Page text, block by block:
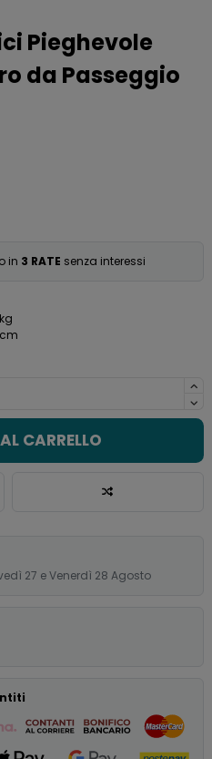
Pieghevole
da Passeggio
in 3 RATE senza interessi
CARRELLO
27 e Venerdì 28 Agosto